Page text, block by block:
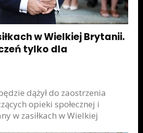
w Wielkiej Brytanii.
tylko dla
dążył do zaostrzenia
opieki społecznej i
w zasiłkach w Wielkiej